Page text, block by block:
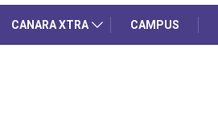
CANARA XTRA CAMPUS